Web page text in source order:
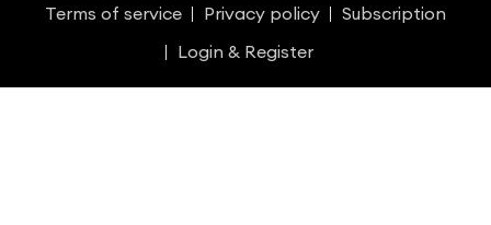
Terms of service
Privacy policy
Subscription
Login & Register